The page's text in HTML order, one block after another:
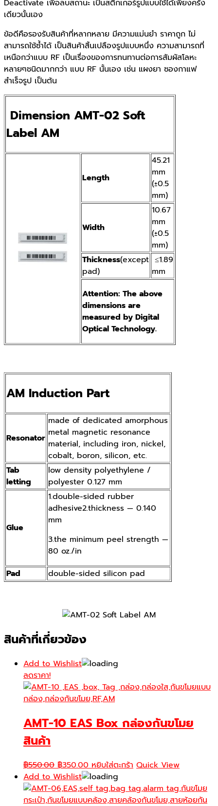
Deactivate เพื่อลบสถานะ เป็นสติกเกอร์รูปแบบใช้ได้เพียงครั้ง
เดียวนั้นเอง
ข้อดีคือรองรับสินค้าที่หลากหลาย มีความแม่นยำ ราคาถูก ไม่
สามารถใช้ซ้ำได้ เป็นสินค้าสิ้นเปลืองรูปแบบหนึ่ง ความสามารถที่
เหนือกว่าแบบ RF เป็นเรื่องของการทนทานต่อการสัมผัสโลหะ
หลายๆชนิดมากกว่า แบบ RF นั้นเอง เช่น แผงยา ซองกาแฟ
สำเร็จรูป เป็นต้น
Dimension AMT-02 Soft
Label AM
Length
45.21
mm
(±0.5
mm)
Width
10.67
mm
(±0.5
mm)
Thickness(except
pad)
≤1.89
mm
Attention: The above
dimensions are
measured by Digital
Optical Technology.
AM Induction Part
Resonator
made of dedicated amorphous
metal magnetic resonance
material, including iron, nickel,
cobalt, boron, silicon, etc.
Tab
letting
low density polyethylene /
polyester 0.127 mm
Glue
1.double-sided rubber
adhesive2.thickness — 0.140
mm
3.the minimum peel strength —
80 oz./in
Pad
double-sided silicon pad
สินค้าที่เกี่ยวข้อง
Add to Wishlist
ลดราคา!
AMT-10 EAS Box กล่องกันขโมย
สินค้า
฿550.00 Original
price
was:
฿550.00.
฿350.00 Current
price
is:
฿350.00.
หยิบใส่ตะกร้า Quick View
Add to Wishlist